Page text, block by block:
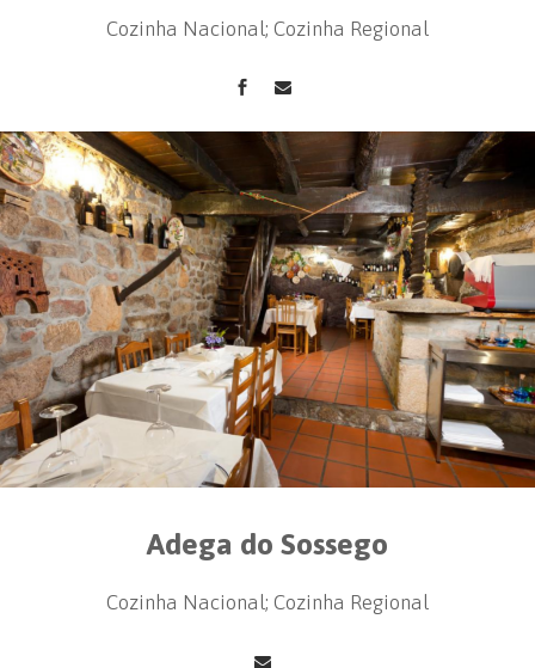
Cozinha Nacional; Cozinha Regional
Adega do Sossego
Cozinha Nacional; Cozinha Regional